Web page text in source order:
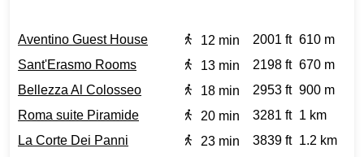
Aventino Guest House 12 min 2001 ft 610 m
Sant'Erasmo Rooms
13 min 2198 ft 670 m
Bellezza Al Colosseo
18 min 2953 ft 900 m
Roma suite Piramide
20 min 3281 ft
1 km
La Corte Dei Panni
23 min 3839 ft 1.2 km